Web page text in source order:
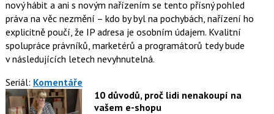
nový hábit a ani s novým nařízením se tento přísný pohled
práva na věc nezmění – kdo by byl na pochybách, nařízení ho
explicitně poučí, že IP adresa je osobním údajem. Kvalitní
spolupráce právníků, marketérů a programátorů tedy bude
v následujících letech nevyhnutelná.
Seriál: Komentáře
10 důvodů, proč lidi nenakoupí na
vašem e-shopu